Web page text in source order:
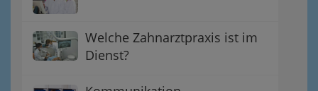
Welche Zahnarztpraxis ist im
Dienst?